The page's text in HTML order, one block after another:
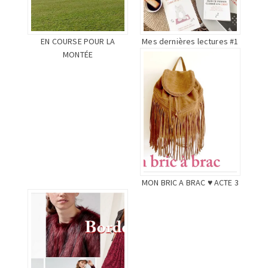
EN COURSE POUR LA
MONTÉE
Mes dernières lectures #1
MON BRIC A BRAC ♥ ACTE 3